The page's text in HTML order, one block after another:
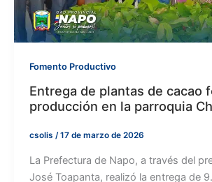
Fomento Productivo
Entrega de plantas de cacao
producción en la parroquia
csolis /17 de marzo de 2026
La Prefectura de Napo, a través del
José Toapanta, realizó la entrega de